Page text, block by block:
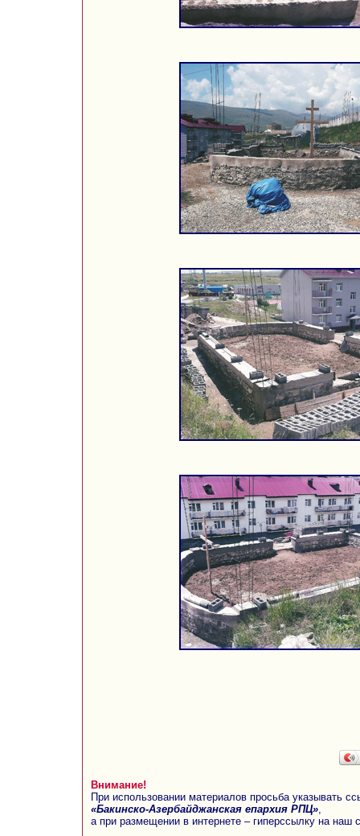
Внимание!
При использовании материалов просьба указывать
«Бакинско-Азербайджанская епархия РПЦ»
а при размещении в интернете – гиперссылку на наш